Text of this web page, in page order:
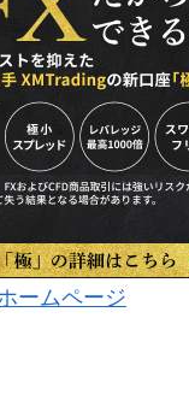
ームページ